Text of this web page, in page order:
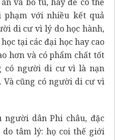
phạm với nhiều kết quả
di cư vì lý do học hành,
tại các đại học hay cao
hơn và có phẩm chất tốt
có người di cư vì là nạn
Và cũng có người di cư vì
dân Phi châu, đặc
tâm lý: họ coi thế giới